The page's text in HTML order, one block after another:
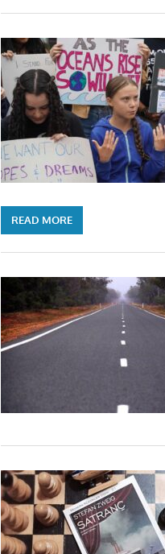
READ MORE